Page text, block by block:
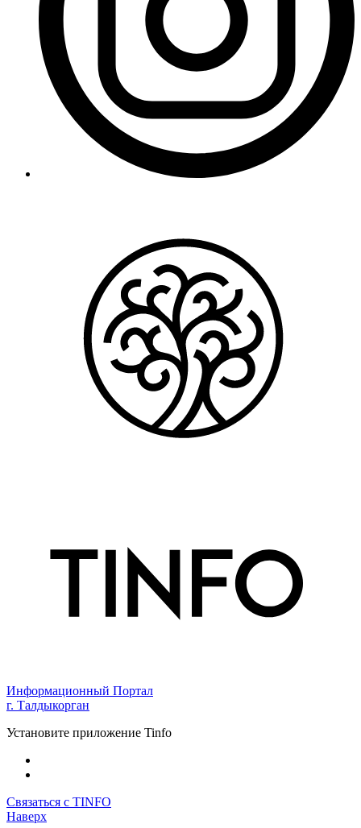
Информационный Портал
г. Талдыкорган
Установите приложение Tinfo
Связаться с TINFO
Наверх